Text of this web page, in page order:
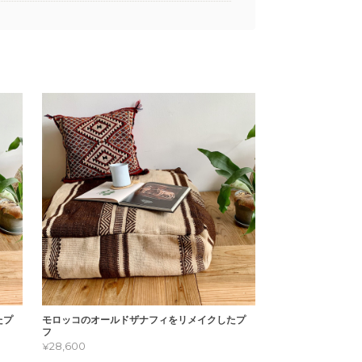
プ
モロッコのオールドザナフィをリメイクしたプ
フ
¥28,600